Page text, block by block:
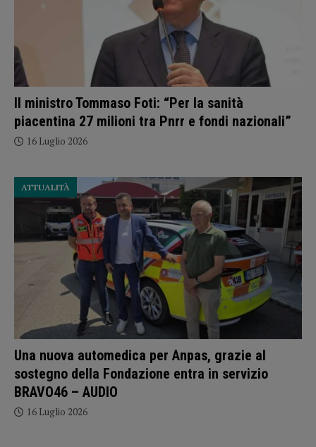
Il ministro Tommaso Foti: “Per la sanità
piacentina 27 milioni tra Pnrr e fondi nazionali”
16 Luglio 2026
Una nuova automedica per Anpas, grazie al
sostegno della Fondazione entra in servizio
BRAVO46 – AUDIO
ATTUALITÀ
16 Luglio 2026